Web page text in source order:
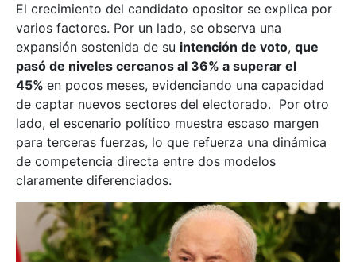
El crecimiento del candidato opositor se explica por
varios factores. Por un lado, se observa una
expansión sostenida de su intención de voto, que
pasó de niveles cercanos al 36% a superar el
45% en pocos meses, evidenciando una capacidad
de captar nuevos sectores del electorado. Por otro
lado, el escenario político muestra escaso margen
para terceras fuerzas, lo que refuerza una dinámica
de competencia directa entre dos modelos
claramente diferenciados.